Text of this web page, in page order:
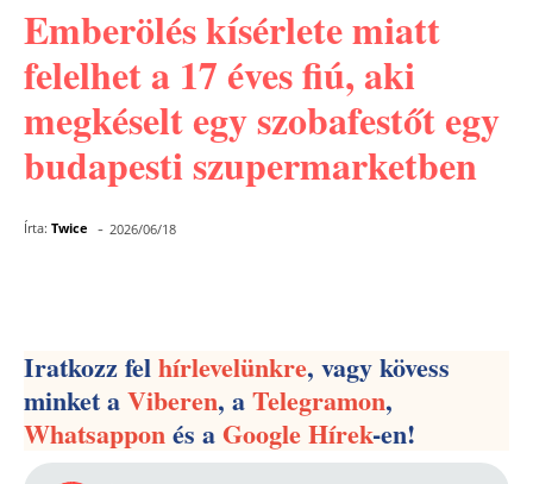
Emberölés kísérlete miatt
felelhet a 17 éves fiú, aki
megkéselt egy szobafestőt egy
budapesti szupermarketben
Írta: Twice - 2026/06/18
Iratkozz felhírlevelünkre, vagy kövess
minket aViberen, aTelegramon,
Whatsapponés aGoogle Hírek-en!